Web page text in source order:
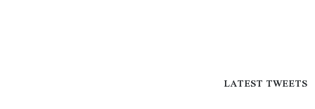
LATEST TWEETS